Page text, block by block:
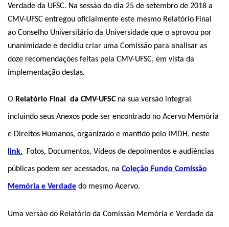
Verdade da UFSC. Na sessão do dia 25 de setembro de 2018 a
CMV-UFSC entregou oficialmente este mesmo Relatório Final
ao Conselho Universitário da Universidade que o aprovou por
unanimidade e decidiu criar uma Comissão para analisar as
doze recomendações feitas pela CMV-UFSC, em vista da
implementação destas.
O Relatório Final da CMV-UFSCna sua versão integral
incluindo seus Anexos pode ser encontrado no Acervo Memória
e Direitos Humanos, organizado e mantido pelo IMDH, neste
link. Fotos, Documentos, Vídeos de depoimentos e audiências
públicas podem ser acessados, na Coleção Fundo Comissão
Memória e Verdade do mesmo Acervo.
Uma versão do Relatório da Comissão Memória e Verdade da